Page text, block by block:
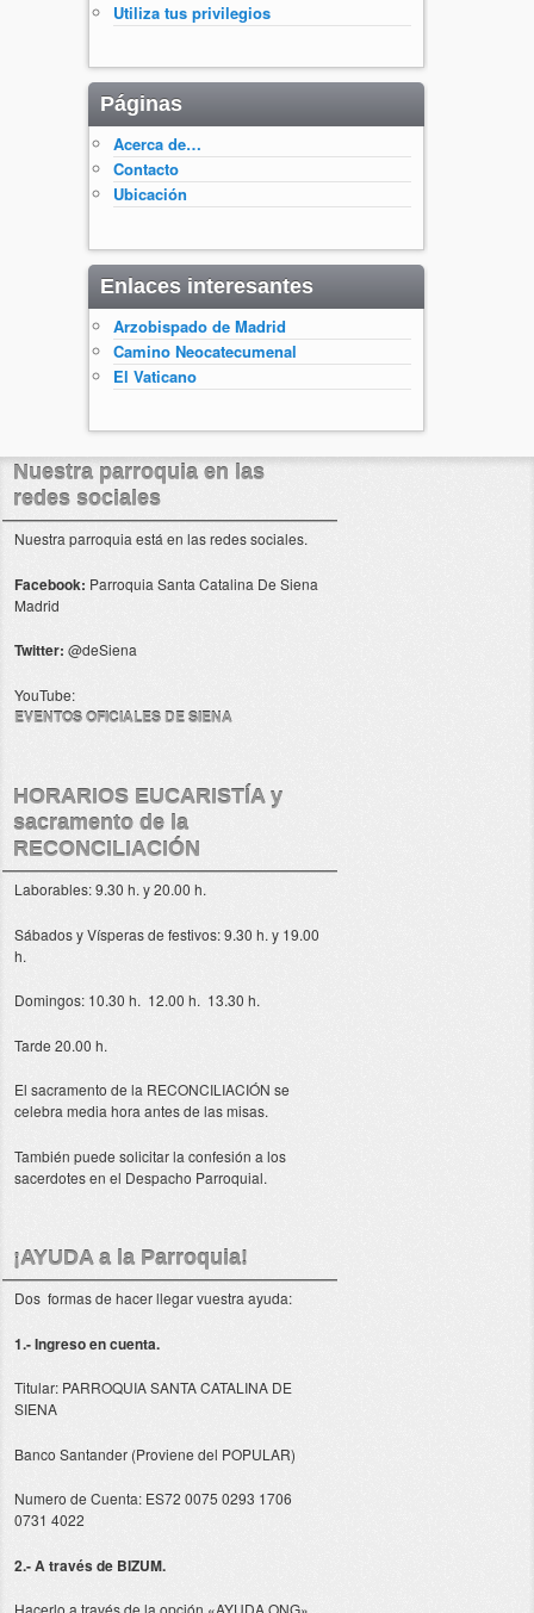
Utiliza tus privilegios
Páginas
Acerca de…
Contacto
Ubicación
Enlaces interesantes
Arzobispado de Madrid
Camino Neocatecumenal
El Vaticano
Nuestra parroquia en las
redes sociales
Nuestra parroquia está en las redes sociales.
Facebook: Parroquia Santa Catalina De Siena
Madrid
Twitter: @deSiena
YouTube:
EVENTOS OFICIALES DE SIENA
HORARIOS EUCARISTÍA y
sacramento de la
RECONCILIACIÓN
Laborables: 9.30 h. y 20.00 h.
Sábados y Vísperas de festivos: 9.30 h. y 19.00
h.
Domingos: 10.30 h. 12.00 h. 13.30 h.
Tarde 20.00 h.
El sacramento de la RECONCILIACIÓN se
celebra media hora antes de las misas.
También puede solicitar la confesión a los
sacerdotes en el Despacho Parroquial.
¡AYUDA a la Parroquia!
Dos formas de hacer llegar vuestra ayuda:
1.- Ingreso en cuenta.
Titular: PARROQUIA SANTA CATALINA DE
SIENA
Banco Santander (Proviene del POPULAR)
Numero de Cuenta: ES72 0075 0293 1706
0731 4022
2.- A través de BIZUM.